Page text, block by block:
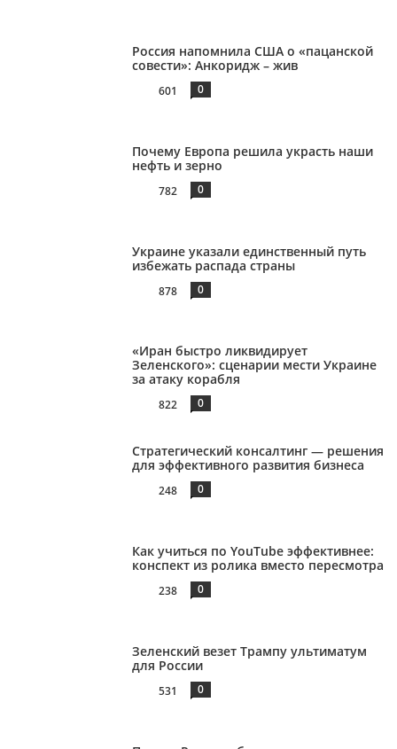
Россия напомнила США о «пацанской
совести»: Анкоридж – жив
601 0
Почему Европа решила украсть наши
нефть и зерно
782 0
Украине указали единственный путь
избежать распада страны
878 0
«Иран быстро ликвидирует
Зеленского»: сценарии мести Украине
за атаку корабля
822 0
Стратегический консалтинг — решения
для эффективного развития бизнеса
248 0
Как учиться по YouTube эффективнее:
конспект из ролика вместо пересмотра
238 0
Зеленский везет Трампу ультиматум
для России
531 0